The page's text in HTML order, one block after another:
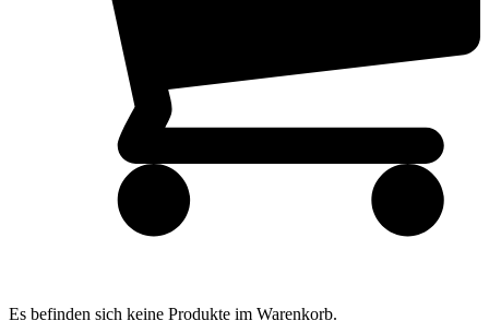
Es befinden sich keine Produkte im Warenkorb.